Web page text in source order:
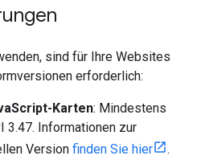
sind für Ihre Websites
erforderlich:
Karten: Mindestens
3.47. Informationen zur
Version finden Sie hier
.